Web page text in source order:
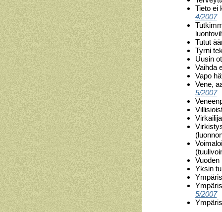
Tieto ei
4/2007
Tutut
Tyrni
Uusin
Vaihda
Vapo
Vene,
5/2007
Yksin
5/2007